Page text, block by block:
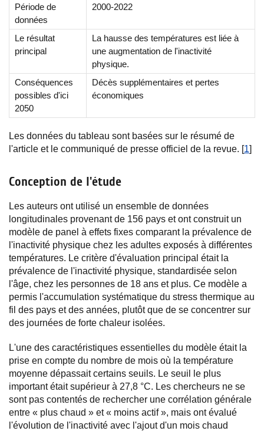
Période de
données
2000-2022
Le résultat
principal
La hausse des températures est liée à
une augmentation de l'inactivité
physique.
Conséquences
possibles d'ici
2050
Décès supplémentaires et pertes
économiques
Les données du tableau sont basées sur le résumé de
l'article et le communiqué de presse officiel de la revue. [1]
Conception de l'étude
Les auteurs ont utilisé un ensemble de données
longitudinales provenant de 156 pays et ont construit un
modèle de panel à effets fixes comparant la prévalence de
l'inactivité physique chez les adultes exposés à différentes
températures. Le critère d'évaluation principal était la
prévalence de l'inactivité physique, standardisée selon
l'âge, chez les personnes de 18 ans et plus. Ce modèle a
permis l'accumulation systématique du stress thermique au
fil des pays et des années, plutôt que de se concentrer sur
des journées de forte chaleur isolées.
L'une des caractéristiques essentielles du modèle était la
prise en compte du nombre de mois où la température
moyenne dépassait certains seuils. Le seuil le plus
important était supérieur à 27,8 °C. Les chercheurs ne se
sont pas contentés de rechercher une corrélation générale
entre « plus chaud » et « moins actif », mais ont évalué
l'évolution de l'inactivité avec l'ajout d'un mois chaud